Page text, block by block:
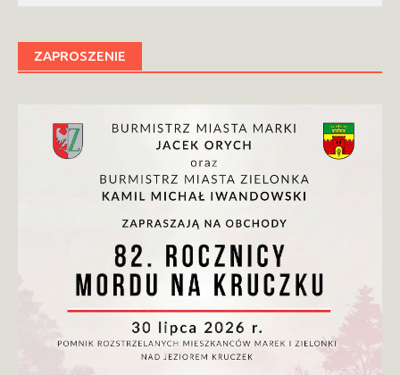
ZAPROSZENIE